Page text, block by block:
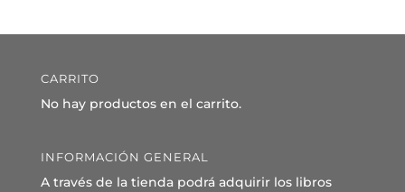
CARRITO
No hay productos en el carrito.
INFORMACIÓN GENERAL
A través de la tienda podrá adquirir los libros